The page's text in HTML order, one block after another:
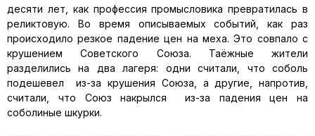
десяти лет, как профессия промысловика превратилась в
реликтовую. Во время описываемых событий, как раз
происходило резкое падение цен на меха. Это совпало с
крушением Советского Союза. Таёжные жители
разделились на два лагеря: одни считали, что соболь
подешевел из-за крушения Союза, а другие, напротив,
считали, что Союз накрылся из-за падения цен на
соболиные шкурки.